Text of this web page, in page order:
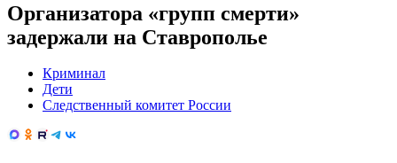
Организатора «групп смерти»
задержали на Ставрополье
Криминал
Дети
Следственный комитет России